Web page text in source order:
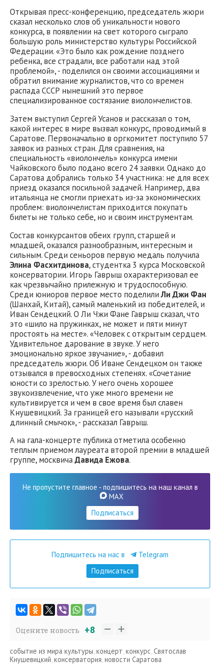
Открывая пресс-конференцию, председатель жюри
сказал несколько слов об уникальности нового
конкурса, в появлении на свет которого сыграло
большую роль министерство культуры Российской
Федерации. «Это было как рождение позднего
ребенка, все страдали, все работали над этой
проблемой», - поделился он своими ассоциациями и
обратил внимание журналистов, что со времен
распада СССР нынешний это первое
специализированное состязание виолончелистов.
Затем выступил Сергей Усанов и рассказал о том,
какой интерес в мире вызвал конкурс, проводимый в
Саратове. Первоначально в оргкомитет поступило 57
заявок из разных стран. Для сравнения, на
специальность «виолончель» конкурса имени
Чайковского было подано всего 24 заявки. Однако до
Саратова добрались только 34 участника: не для всех
приезд оказался посильной задачей. Например, два
итальянца не смогли приехать из-за экономических
проблем: виолончелистам приходится покупать
билеты не только себе, но и своим инструментам.
Состав конкурсантов обеих групп, старшей и
младшей, оказался разнообразным, интересным и
сильным. Среди сеньоров первую медаль получила
Элина Фасхитдинова, студентка 3 курса Московской
консерватории. Игорь Гаврыш охарактеризовал ее
как чрезвычайно прилежную и трудоспособную.
Среди юниоров первое место поделилиЛи Джи Фан
(Шанхай, Китай), самый маленький из победителей, и
Иван Сендецкий. О Ли Чжи Фане Гаврыш сказал, что
это «шило на пружинках, не может и пяти минут
простоять на месте». «Человек с открытым сердцем.
Удивительное дарование в звуке. У него
эмоционально яркое звучание», - добавил
председатель жюри. Об Иване Сендецком он также
отзывался в превосходных степенях. «Сочетание
юности со зрелостью. У него очень хорошее
звукоизвлечение, что уже много времени не
культивируется и чем в свое время был славен
Кнушевицкий. За границей его называли «русский
длинный смычок», - рассказал Гаврыш.
А на гала-концерте публика отметила особенно
теплым приемом лауреата второй премии в младшей
группе, москвичаДавида Ежова.
Не пропустите главное - подпишитесь на наш канал в
MAX
Подписаться
Подпишитесь на нас в
Telegram
Подписаться
Оцените новость +8
событие из мира культуры концерт конкурс Святослав
Кнушевицкий консерватория новости Саратова